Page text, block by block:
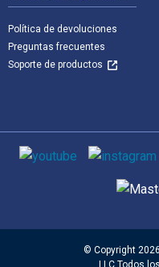
Política de devoluciones
Preguntas frecuentes
Soporte de productos
Medios de comunicación
Métodos de pago
© Copyright
LLC Todos